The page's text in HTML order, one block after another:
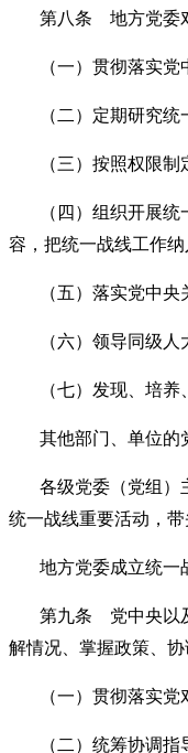
第八条 地方党委
（一）贯彻落实
（二）定期研究
（三）按照权限
（四）组织开展
容，把统一战线工作
（五）落实党中
（六）领导同级
（七）发现、培
其他部门、单位的
各级党委（党组）
统一战线重要活动，带
地方党委成立统一
第九条 党中央以
解情况、掌握政策、
（一）贯彻落实
（二）统筹协调